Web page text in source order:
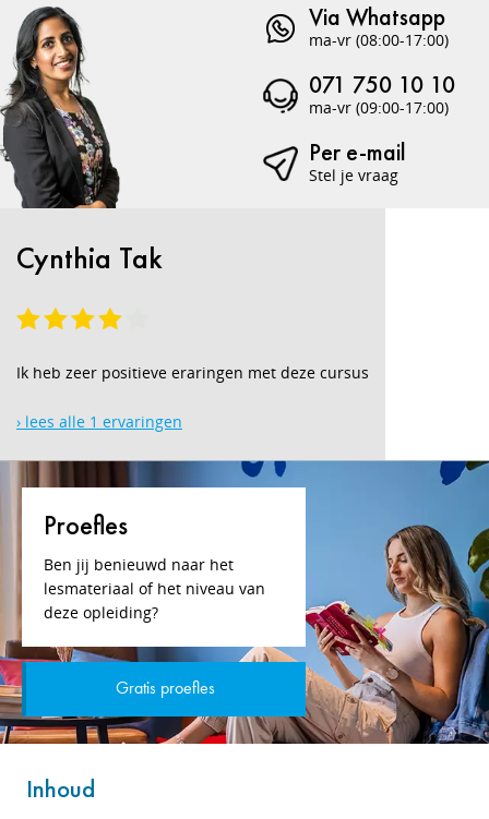
Via Whatsapp
ma-vr (08:00-17:00)
071 750 10 10
ma-vr (09:00-17:00)
Per e-mail
Stel je vraag
Cynthia Tak
Ik heb zeer positieve eraringen met deze cursus
› lees alle 1 ervaringen
Proefles
Ben jij benieuwd naar het
lesmateriaal of het niveau van
deze opleiding?
Gratis proefles
Inhoud